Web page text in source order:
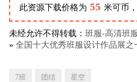
此资源下载价格为 55 米可币
未经允许不得转载： 班服-高清班
» 全国十大优秀班服设计作品展之
7班 团结 星空